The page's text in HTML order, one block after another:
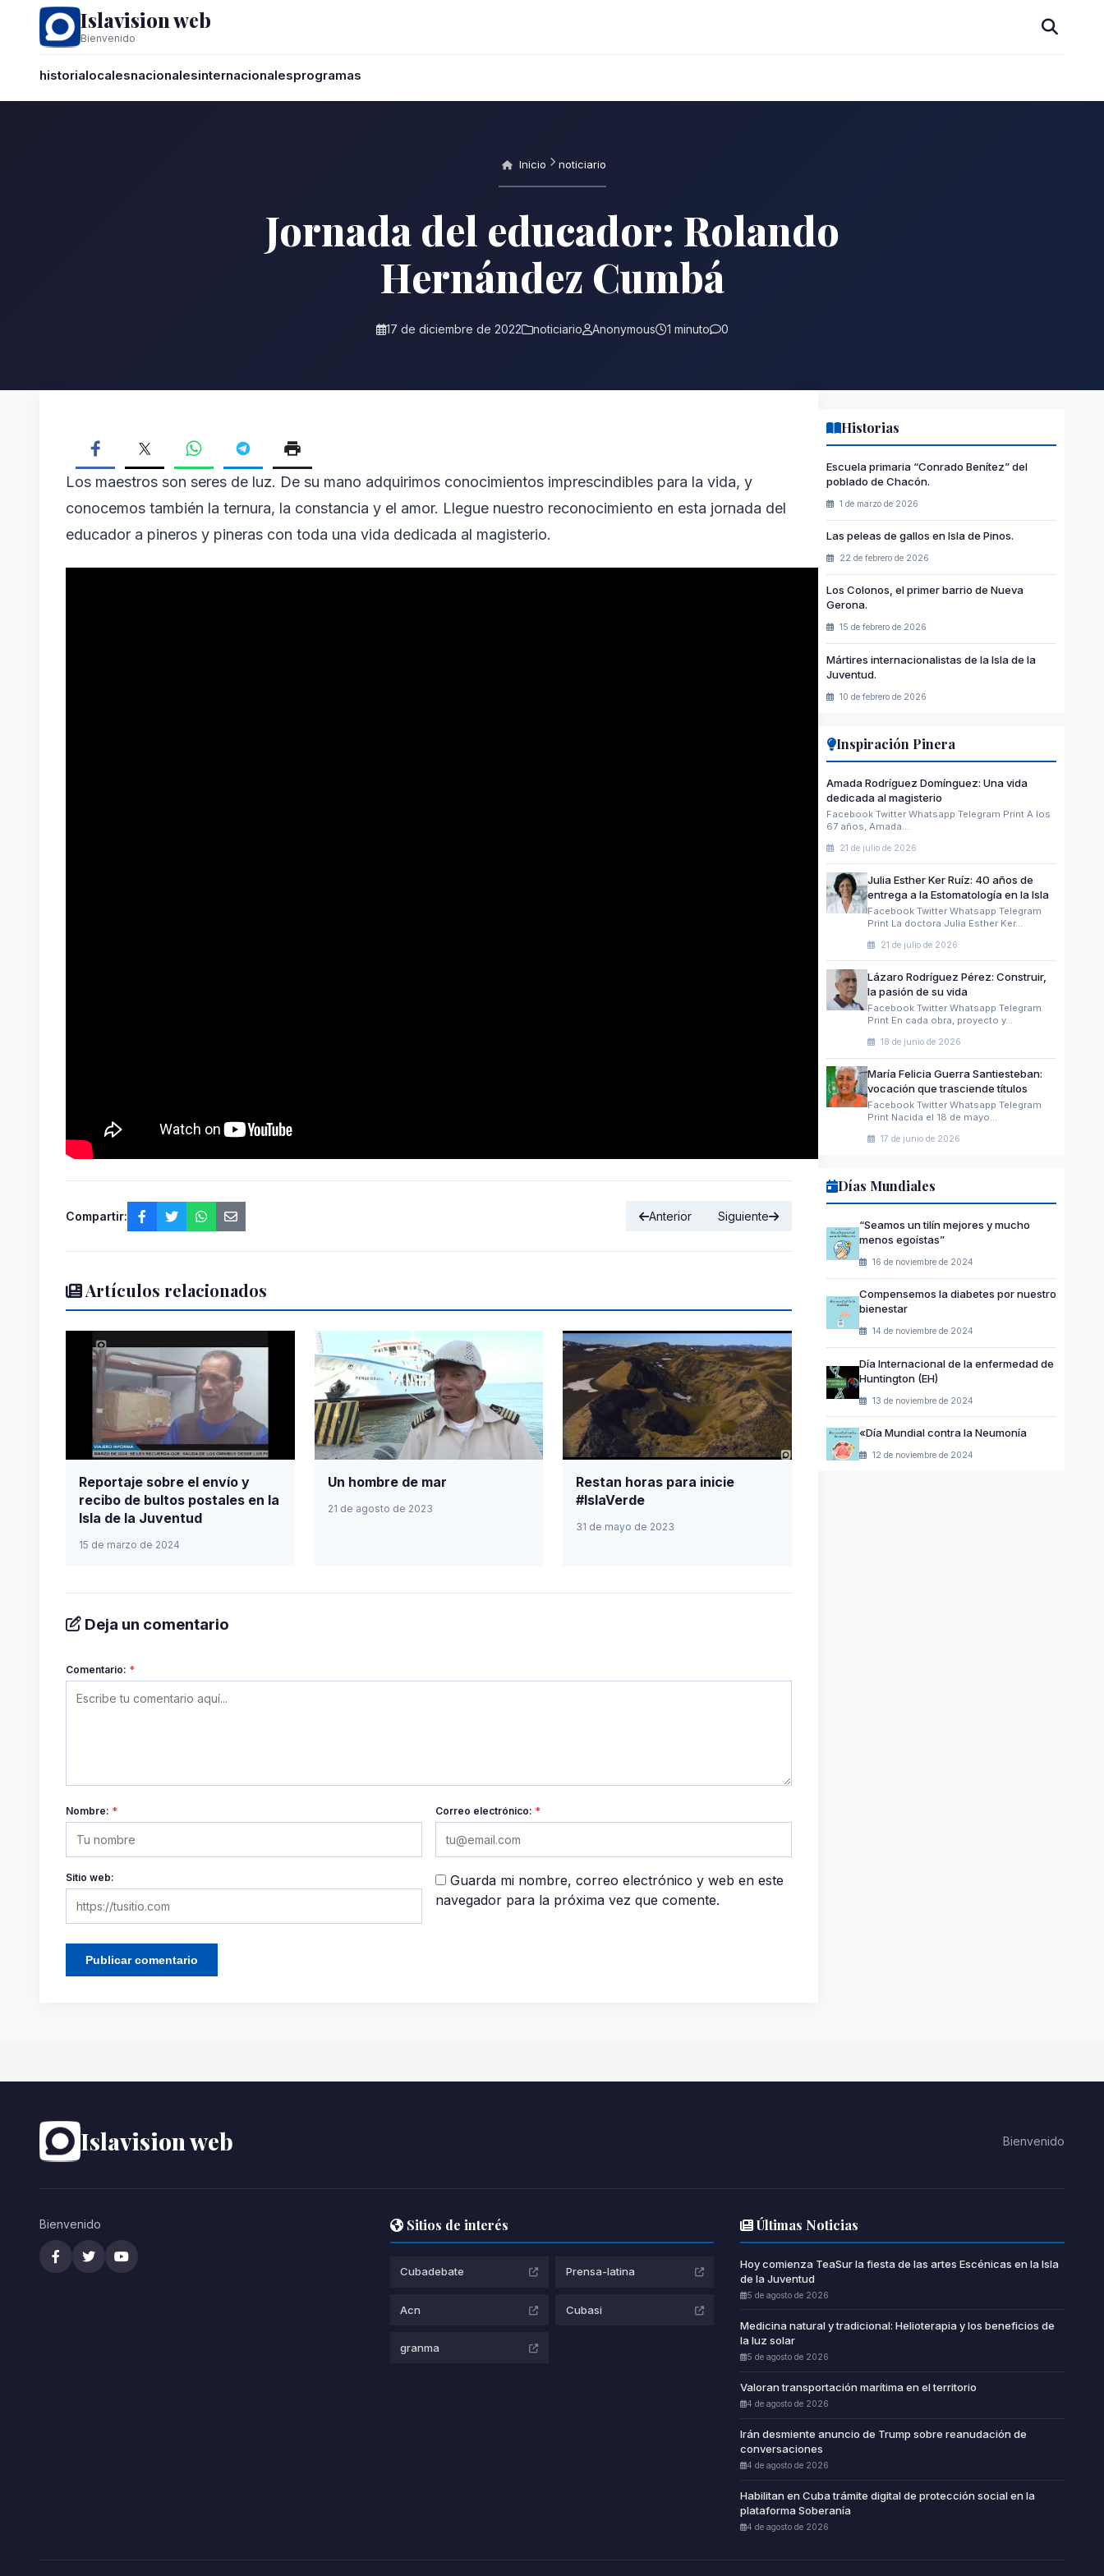
Islavision web
Bienvenido
historialocalesnacionalesinternacionalesprogramas
Inicio noticiario
Jornada del educador: Rolando
Hernández Cumbá
17 de diciembre de 2022 noticiario Anonymous 1 minuto 0
Los maestros son seres de luz. De su mano adquirimos conocimientos imprescindibles para la vida, y
conocemos también la ternura, la constancia y el amor. Llegue nuestro reconocimiento en esta jornada del
educador a pineros y pineras con toda una vida dedicada al magisterio.
Compartir: Anterior Siguiente
Artículos relacionados
Reportaje sobre el envío y
recibo de bultos postales en la
Isla de la Juventud
15 de marzo de 2024
Un hombre de mar
21 de agosto de 2023
Restan horas para inicie
#IslaVerde
31 de mayo de 2023
Deja un comentario
Comentario: *
Nombre: * Correo electrónico: *
Sitio web:
Guarda mi nombre, correo electrónico y web en este
navegador para la próxima vez que comente.
Historias
Escuela primaria “Conrado Benítez” del
poblado de Chacón.
1 de marzo de 2026
Las peleas de gallos en Isla de Pinos.
22 de febrero de 2026
Los Colonos, el primer barrio de Nueva
Gerona.
15 de febrero de 2026
Mártires internacionalistas de la Isla de la
Juventud.
10 de febrero de 2026
Inspiración Pinera
Amada Rodríguez Domínguez: Una vida
dedicada al magisterio
Facebook Twitter Whatsapp Telegram Print A los
67 años, Amada…
21 de julio de 2026
Julia Esther Ker Ruíz: 40 años de
entrega a la Estomatología en la Isla
Facebook Twitter Whatsapp Telegram
Print La doctora Julia Esther Ker…
21 de julio de 2026
Lázaro Rodríguez Pérez: Construir,
la pasión de su vida
Facebook Twitter Whatsapp Telegram
Print En cada obra, proyecto y…
18 de junio de 2026
María Felicia Guerra Santiesteban:
vocación que trasciende títulos
Facebook Twitter Whatsapp Telegram
Print Nacida el 18 de mayo…
17 de junio de 2026
Días Mundiales
“Seamos un tilín mejores y mucho
menos egoístas”
16 de noviembre de 2024
Compensemos la diabetes por nuestro
bienestar
14 de noviembre de 2024
Día Internacional de la enfermedad de
Huntington (EH)
13 de noviembre de 2024
«Día Mundial contra la Neumonía
12 de noviembre de 2024
Islavision web Bienvenido
Bienvenido Sitios de interés
Cubadebate Prensa-latina
Acn Cubasi
granma
Últimas Noticias
Hoy comienza TeaSur la fiesta de las artes Escénicas en la Isla
de la Juventud
5 de agosto de 2026
Medicina natural y tradicional: Helioterapia y los beneficios de
la luz solar
5 de agosto de 2026
Valoran transportación marítima en el territorio
4 de agosto de 2026
Irán desmiente anuncio de Trump sobre reanudación de
conversaciones
4 de agosto de 2026
Habilitan en Cuba trámite digital de protección social en la
plataforma Soberanía
4 de agosto de 2026